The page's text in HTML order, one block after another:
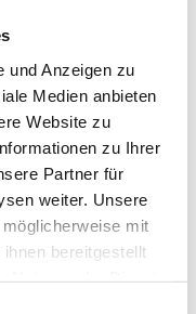
und Anzeigen zu
Medien anbieten
Website zu
zu Ihrer
Partner für
weiter. Unsere
mit
bereitgestellt
sich und
pro